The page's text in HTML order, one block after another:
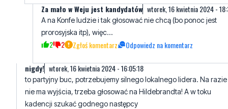
Za mało w Weju jest kandydatów wtorek, 16 kwietnia 2024 -
A na Konfe ludzie i tak głosować nie chcą (bo ponoc jest
prorosyjska itp), więc...
2 2 Zgłoś komentarz Odpowiedz na komentarz
nigdy! wtorek, 16 kwietnia 2024 - 16:05:18
to partyjny buc, potrzebujemy silnego lokalnego lidera. Na razie
nie ma wyjścia, trzeba głosować na Hildebrandta! A w toku
kadencji szukać godnego następcy